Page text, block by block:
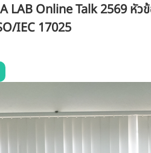
LAB Online Talk 2569 หั
IEC 17025